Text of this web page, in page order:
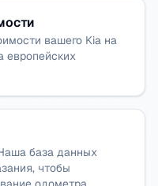
вашего Kia на
европейских
база данных
чтобы